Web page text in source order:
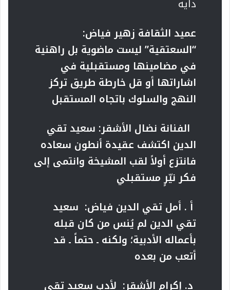
دايه
عميد الثقافة زهير فياض:
“السعتقية” ليست ماضوية بل راهنية
في مضامينها ومستقبلية في
اشاراتها أو قل خارطة طريق تركز
النهج والسلوك باتجاه المستقبل
الفنانة نضال الأشقر: سعيد تقي
الدين اكتشف عقيدة أنطون سعاده
فانتزع أولاً لقب المشيخة وانتمى إلى
فكر نيّرٍ مستقبلي
أ . أمل تقي الدين فياض: سعيد
تقي الدين لم يُنس من كان قبله
بأعماله الأدبية؛ ولكنه ـ حتماً ـ قد
أتعب من بعده
د. إكرام الأشقر: لأدب سعيد تقي